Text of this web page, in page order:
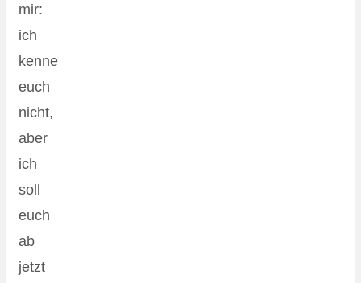
mir:
ich
kenne
euch
nicht,
aber
ich
soll
euch
ab
jetzt